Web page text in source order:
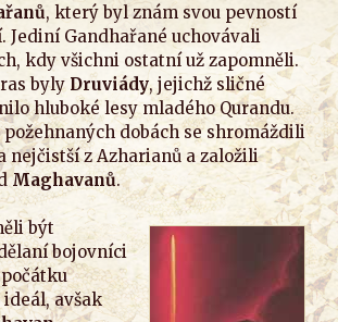
, který byl znám svou pevností
Jediní Gandhařané uchovávali
kdy všichni ostatní už zapomněli.
byly Druviády, jejichž sličné
hluboké lesy mladého Qurandu.
požehnaných dobách se shromáždili
nejčistší z Azharianů a založili
Maghavanů.
být
bojovníci
avšak